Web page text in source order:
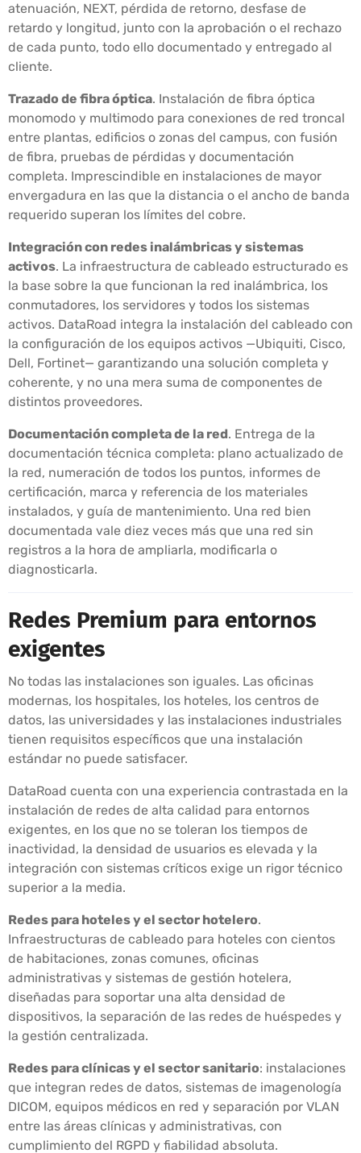
atenuación, NEXT, pérdida de retorno, desfase de
retardo y longitud, junto con la aprobación o el rechazo
de cada punto, todo ello documentado y entregado al
cliente.
Trazado de fibra óptica. Instalación de fibra óptica
monomodo y multimodo para conexiones de red troncal
entre plantas, edificios o zonas del campus, con fusión
de fibra, pruebas de pérdidas y documentación
completa. Imprescindible en instalaciones de mayor
envergadura en las que la distancia o el ancho de banda
requerido superan los límites del cobre.
Integración con redes inalámbricas y sistemas
activos. La infraestructura de cableado estructurado es
la base sobre la que funcionan la red inalámbrica, los
conmutadores, los servidores y todos los sistemas
activos. DataRoad integra la instalación del cableado con
la configuración de los equipos activos —Ubiquiti, Cisco,
Dell, Fortinet— garantizando una solución completa y
coherente, y no una mera suma de componentes de
distintos proveedores.
Documentación completa de la red. Entrega de la
documentación técnica completa: plano actualizado de
la red, numeración de todos los puntos, informes de
certificación, marca y referencia de los materiales
instalados, y guía de mantenimiento. Una red bien
documentada vale diez veces más que una red sin
registros a la hora de ampliarla, modificarla o
diagnosticarla.
Redes Premium para entornos
exigentes
No todas las instalaciones son iguales. Las oficinas
modernas, los hospitales, los hoteles, los centros de
datos, las universidades y las instalaciones industriales
tienen requisitos específicos que una instalación
estándar no puede satisfacer.
DataRoad cuenta con una experiencia contrastada en la
instalación de redes de alta calidad para entornos
exigentes, en los que no se toleran los tiempos de
inactividad, la densidad de usuarios es elevada y la
integración con sistemas críticos exige un rigor técnico
superior a la media.
Redes para hoteles y el sector hotelero.
Infraestructuras de cableado para hoteles con cientos
de habitaciones, zonas comunes, oficinas
administrativas y sistemas de gestión hotelera,
diseñadas para soportar una alta densidad de
dispositivos, la separación de las redes de huéspedes y
la gestión centralizada.
Redes para clínicas y el sector sanitario: instalaciones
que integran redes de datos, sistemas de imagenología
DICOM, equipos médicos en red y separación por VLAN
entre las áreas clínicas y administrativas, con
cumplimiento del RGPD y fiabilidad absoluta.